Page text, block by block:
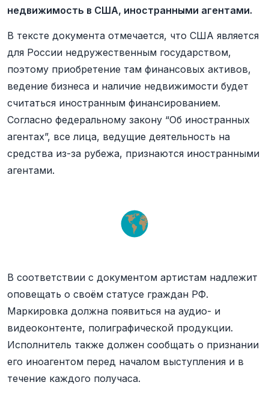
недвижимость в США, иностранными агентами.
В тексте документа отмечается, что США является
для России недружественным государством,
поэтому приобретение там финансовых активов,
ведение бизнеса и наличие недвижимости будет
считаться иностранным финансированием.
Согласно федеральному закону “Об иностранных
агентах”, все лица, ведущие деятельность на
средства из-за рубежа, признаются иностранными
агентами.
В соответствии с документом артистам надлежит
оповещать о своём статусе граждан РФ.
Маркировка должна появиться на аудио- и
видеоконтенте, полиграфической продукции.
Исполнитель также должен сообщать о признании
его иноагентом перед началом выступления и в
течение каждого получаса.